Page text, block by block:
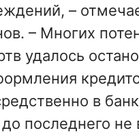
–
– Многих
удалось
в
последнего не